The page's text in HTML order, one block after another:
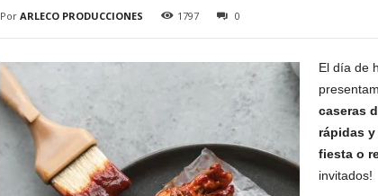
Por ARLECO PRODUCCIONES 1797 0
El día de
caseras
rápidas
fiesta o
invitados!